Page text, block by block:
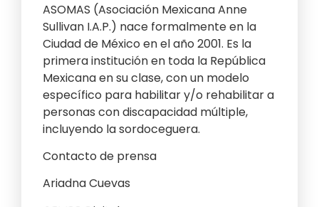
ASOMAS (Asociación Mexicana Anne
Sullivan I.A.P.) nace formalmente en la
Ciudad de México en el año 2001. Es la
primera institución en toda la República
Mexicana en su clase, con un modelo
específico para habilitar y/o rehabilitar a
personas con discapacidad múltiple,
incluyendo la sordoceguera.
Contacto de prensa
Ariadna Cuevas